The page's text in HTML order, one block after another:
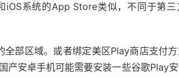
系统的App Store类似，不同于第三
部区域。或者绑定美区Play商店支付
产安卓手机可能需要安装一些谷歌Play